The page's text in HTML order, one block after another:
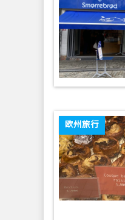
欧州旅行